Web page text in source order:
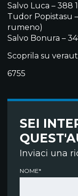
Salvo Luca – 388
Tudor Popistasu
rumeno)
Salvo Bonura –
Scoprila su
6755
SEI
Inviaci una
NOME*